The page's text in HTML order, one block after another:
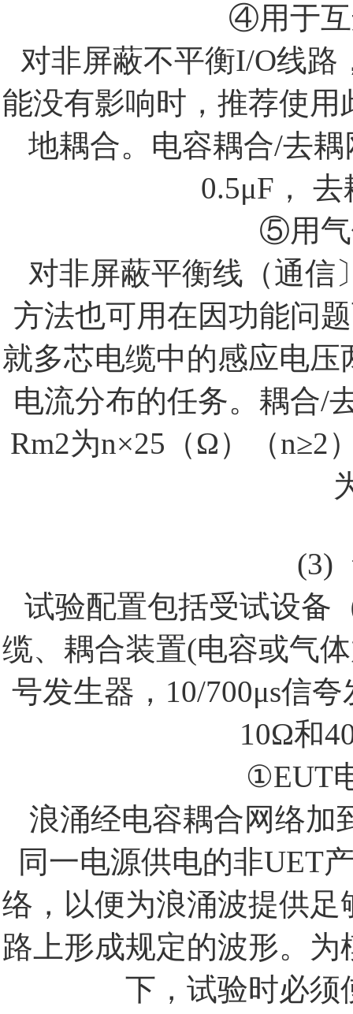
④用于互
对非屏蔽不平衡I/O线路
能没有影响时，推荐使
地耦合。电容耦合/去耦
0.5μF ，
去
⑤用气
对非屏蔽平衡线（通信
方法也可用在因功能问
就多芯电缆中的感应电
电流分布的任务。耦合/
Rm2为n×25 （Ω）（n≥2
(3)
试验配置包括受试设备
缆、耦合装置(电容或气
号发生器， 10/700μs信夸
10Ω和
①EUT
浪涌经电容耦合网络加
同一电源供电的非UET
络，以便为浪涌波提供
路上形成规定的波形。
下，试验时必须